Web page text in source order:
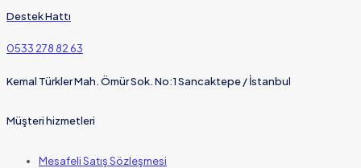
Destek Hattı
0533 278 82 63
Kemal Türkler Mah. Ömür Sok. No:1 Sancaktepe / İstanbul
Müşteri hizmetleri
Mesafeli Satış Sözleşmesi